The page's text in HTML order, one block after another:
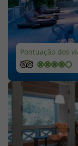
Cheque
Rede de Lojas
Blog
Área de
Pontuação dos